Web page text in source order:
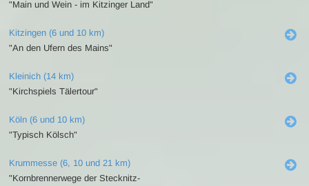
"Main und Wein - im Kitzinger Land"
Kitzingen (6 und 10 km)
"An den Ufern des Mains"
Kleinich (14 km)
"Kirchspiels Tälertour"
Köln (6 und 10 km)
"Typisch Kölsch"
Krummesse (6, 10 und 21 km)
"Kornbrennerwege der Stecknitz-